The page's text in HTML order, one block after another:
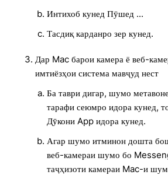
Интихоб кунед Пӯшед ...
Тасдиқ карданро зер кунед.
Дар Mac барои камера ё веб-
имтиёзҳои система мавҷуд нест
Ба таври дигар, шумо
тарафи сеюмро идора кунед,
Дӯкони App идора кунед.
Агар шумо итминон дошта
веб-камераи шумо бо
таҷҳизоти камераи Mac-и